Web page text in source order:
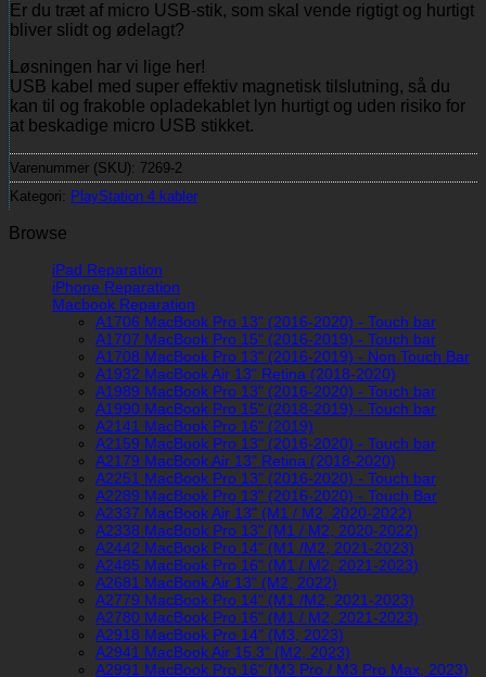
Er du træt af micro USB-stik, som skal vende rigtigt og hurtigt
bliver slidt og ødelagt?
Løsningen har vi lige her!
USB kabel med super effektiv magnetisk tilslutning, så du
kan til og frakoble opladekablet lyn hurtigt og uden risiko for
at beskadige micro USB stikket.
Varenummer (SKU): 7269-2
Kategori: PlayStation 4 kabler
Browse
iPad Reparation
iPhone Reparation
Macbook Reparation
A1706 MacBook Pro 13" (2016-2020) - Touch bar
A1707 MacBook Pro 15" (2016-2019) - Touch bar
A1708 MacBook Pro 13" (2016-2019) - Non Touch Bar
A1932 MacBook Air 13" Retina (2018-2020)
A1989 MacBook Pro 13" (2016-2020) - Touch bar
A1990 MacBook Pro 15" (2018-2019) - Touch bar
A2141 MacBook Pro 16" (2019)
A2159 MacBook Pro 13" (2016-2020) - Touch bar
A2179 MacBook Air 13" Retina (2018-2020)
A2251 MacBook Pro 13" (2016-2020) - Touch bar
A2289 MacBook Pro 13" (2016-2020) - Touch Bar
A2337 MacBook Air 13" (M1 / M2, 2020-2022)
A2338 MacBook Pro 13" (M1 / M2, 2020-2022)
A2442 MacBook Pro 14" (M1 /M2, 2021-2023)
A2485 MacBook Pro 16" (M1 / M2, 2021-2023)
A2681 MacBook Air 13" (M2, 2022)
A2779 MacBook Pro 14" (M1 /M2, 2021-2023)
A2780 MacBook Pro 16" (M1 / M2, 2021-2023)
A2918 MacBook Pro 14" (M3, 2023)
A2941 MacBook Air 15.3" (M2, 2023)
A2991 MacBook Pro 16" (M3 Pro / M3 Pro Max, 2023)